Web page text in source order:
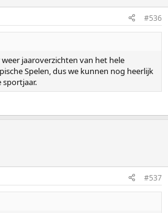
#536
jaaroverzichten van het hele
Spelen, dus we kunnen nog heerlijk
#537